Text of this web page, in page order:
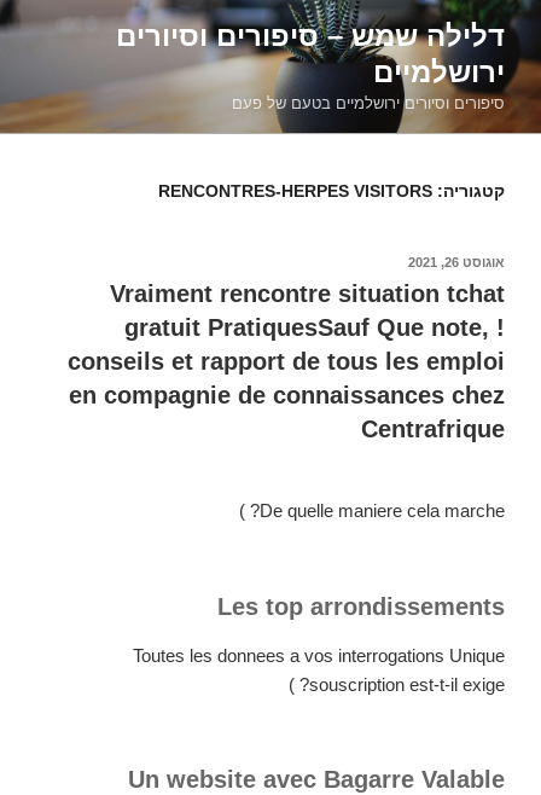
דילוג
לתוכןדלילה שמש – סיפורים וסיורים
ירושלמיים
סיפורים וסיורים ירושלמיים בטעם של פעם
קטגוריה: RENCONTRES-HERPES VISITORS
פורסם
ב
אוגוסט 26, 2021
Vraiment rencontre situation tchat
gratuit PratiquesSauf Que note, !
conseils et rapport de tous les emploi
en compagnie de connaissances chez
Centrafrique
De quelle maniere cela marche? )
Les top arrondissements
Toutes les donnees a vos interrogations Unique
souscription est-t-il exige? )
Un website avec Bagarre Valable